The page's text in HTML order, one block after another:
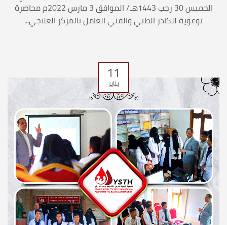
الخميس 30 رجب 1443هـ/ الموافق 3 مارس 2022م محاضرة
توعوية للكادر الطبي والفني العامل بالمركز العلاجي...
11
يناير